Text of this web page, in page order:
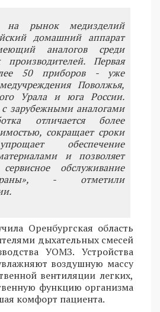
рынок медизделий
домашний аппарат
аналогов среди
производителей. Первая
50 приборов - уже
Поволжья,
Урала и юга России.
зарубежными аналогами
отличается более
сокращает сроки
обеспечение
и позволяет
сервисное обслуживание
- отметили
Оренбургская область
дыхательных смесей
УОМЗ. Устройства
воздушную массу
вентиляции легких,
функцию организма
комфорт пациента.